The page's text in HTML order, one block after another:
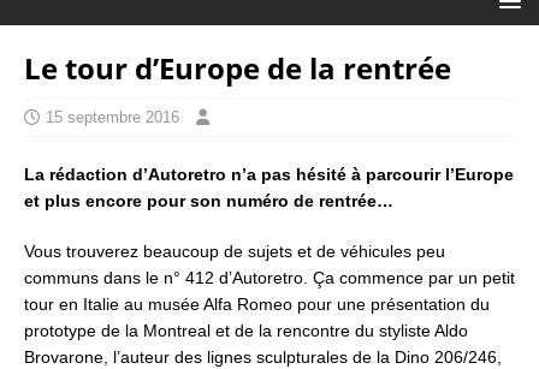
Le tour d’Europe de la rentrée
15 septembre 2016
La rédaction d’Autoretro n’a pas hésité à parcourir l’Europe
et plus encore pour son numéro de rentrée…
Vous trouverez beaucoup de sujets et de véhicules peu
communs dans le n° 412 d’Autoretro. Ça commence par un petit
tour en Italie au musée Alfa Romeo pour une présentation du
prototype de la Montreal et de la rencontre du styliste Aldo
Brovarone, l’auteur des lignes sculpturales de la Dino 206/246,